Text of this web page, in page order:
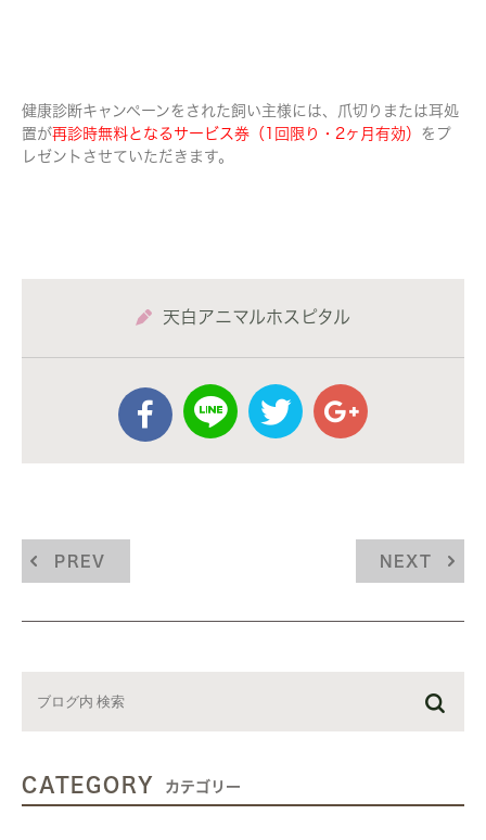
健康診断キャンペーンをされた飼い主様には、爪切りまたは耳処
置が再診時無料となるサービス券（1回限り・2ヶ月有効） をプ
レゼントさせていただきます。
天白アニマルホスピタル
PREV NEXT
CATEGORY カテゴリー